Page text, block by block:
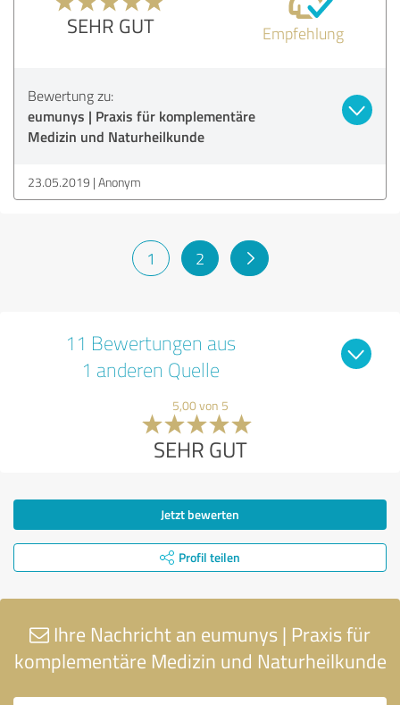
SEHR GUT Empfehlung
Bewertung zu:
eumunys | Praxis für komplementäre
Medizin und Naturheilkunde
23.05.2019 Anonym
1 2
11 Bewertungen aus
1 anderen Quelle
5,00 von 5
SEHR GUT
Jetzt bewerten
Profil teilen
Ihre Nachricht an eumunys | Praxis für
komplementäre Medizin und Naturheilkunde